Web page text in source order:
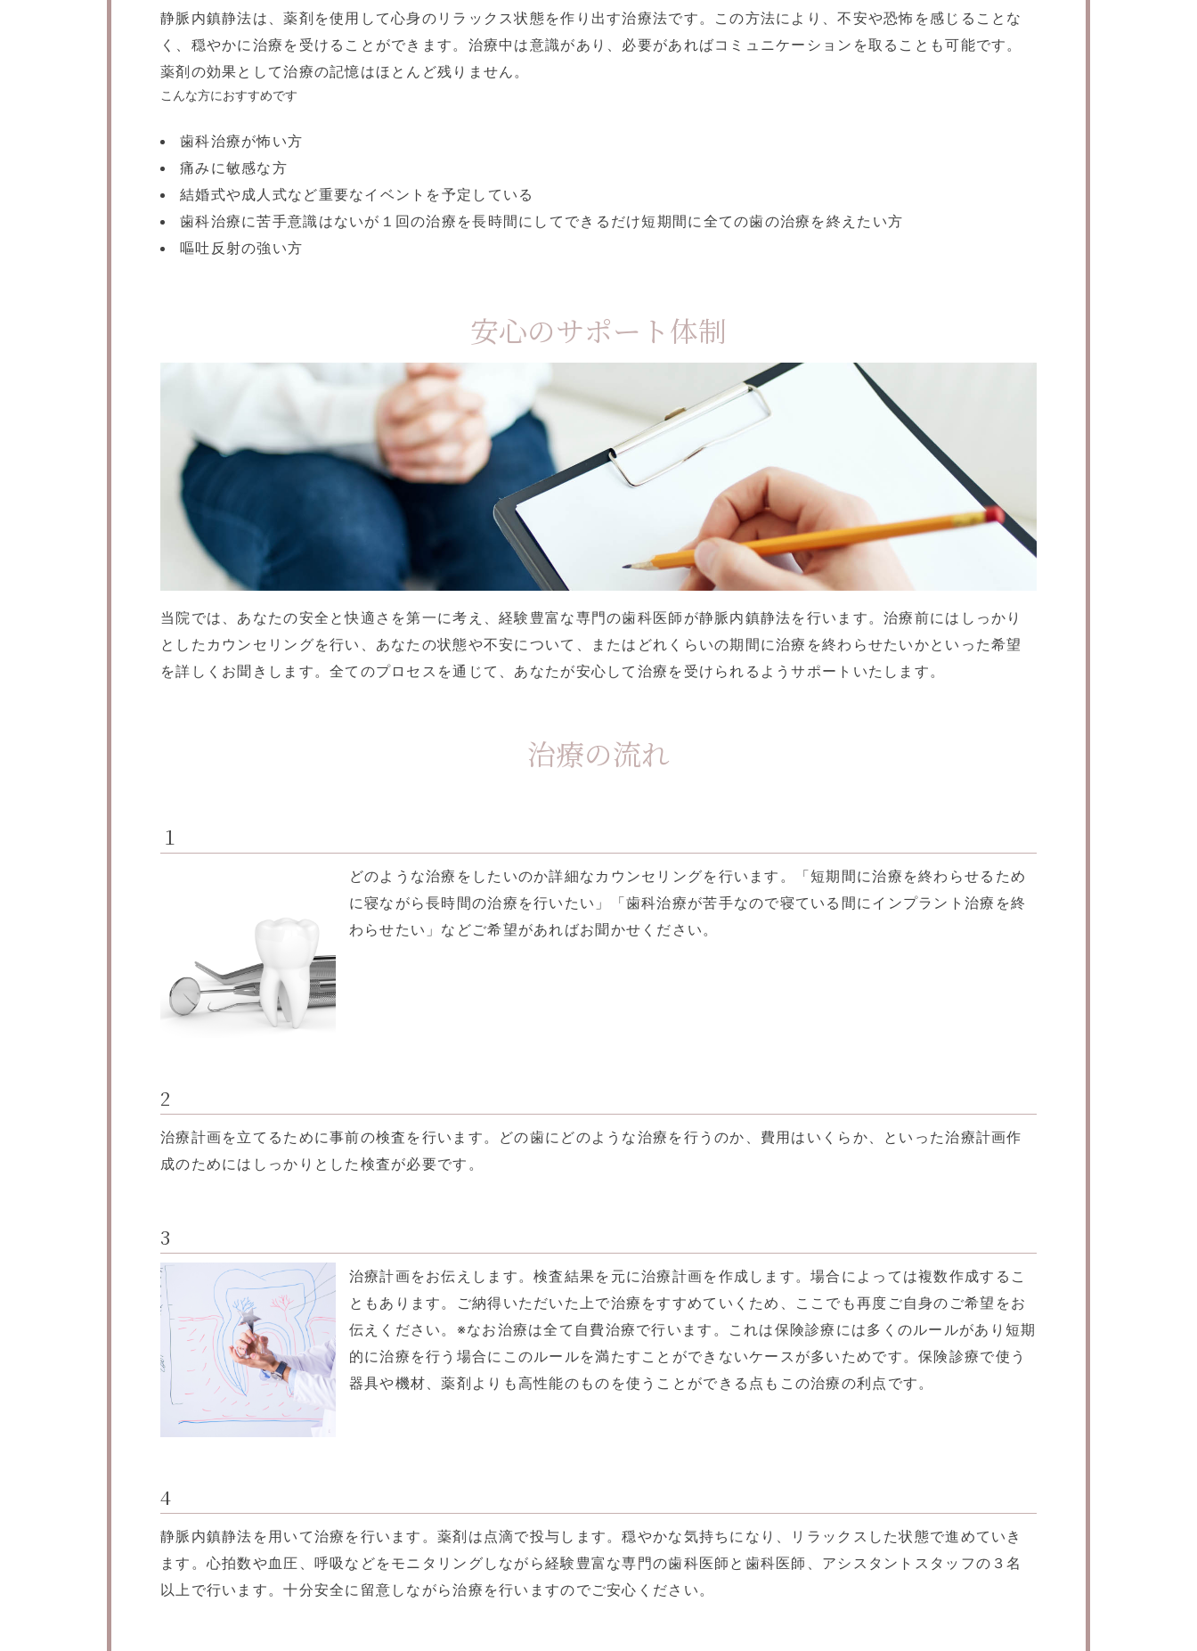
静脈内鎮静法は、薬剤を使用して心身のリラックス状態を作り出す治療法です。この方法により、不安や恐怖を感じることな
く、穏やかに治療を受けることができます。治療中は意識があり、必要があればコミュニケーションを取ることも可能です。
薬剤の効果として治療の記憶はほとんど残りません。
こんな方におすすめです
歯科治療が怖い方
痛みに敏感な方
結婚式や成人式など重要なイベントを予定している
歯科治療に苦手意識はないが１回の治療を長時間にしてできるだけ短期間に全ての歯の治療を終えたい方
嘔吐反射の強い方
安心のサポート体制
当院では、あなたの安全と快適さを第一に考え、経験豊富な専門の歯科医師が静脈内鎮静法を行います。治療前にはしっかり
としたカウンセリングを行い、あなたの状態や不安について、またはどれくらいの期間に治療を終わらせたいかといった希望
を詳しくお聞きします。全てのプロセスを通じて、あなたが安心して治療を受けられるようサポートいたします。
治療の流れ
１
どのような治療をしたいのか詳細なカウンセリングを行います。「短期間に治療を終わらせるため
に寝ながら長時間の治療を行いたい」「歯科治療が苦手なので寝ている間にインプラント治療を終
わらせたい」などご希望があればお聞かせください。
2
治療計画を立てるために事前の検査を行います。どの歯にどのような治療を行うのか、費用はいくらか、といった治療計画作
成のためにはしっかりとした検査が必要です。
3
治療計画をお伝えします。検査結果を元に治療計画を作成します。場合によっては複数作成するこ
ともあります。ご納得いただいた上で治療をすすめていくため、ここでも再度ご自身のご希望をお
伝えください。※なお治療は全て自費治療で行います。これは保険診療には多くのルールがあり短期
的に治療を行う場合にこのルールを満たすことができないケースが多いためです。保険診療で使う
器具や機材、薬剤よりも高性能のものを使うことができる点もこの治療の利点です。
4
静脈内鎮静法を用いて治療を行います。薬剤は点滴で投与します。穏やかな気持ちになり、リラックスした状態で進めていき
ます。心拍数や血圧、呼吸などをモニタリングしながら経験豊富な専門の歯科医師と歯科医師、アシスタントスタッフの３名
以上で行います。十分安全に留意しながら治療を行いますのでご安心ください。